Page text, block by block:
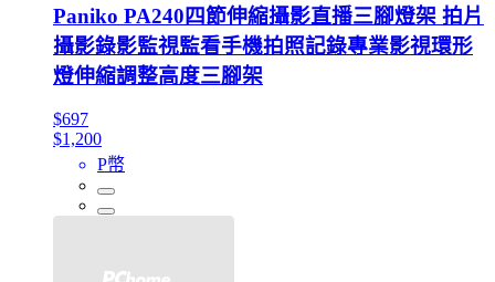
Paniko PA240四節伸縮攝影直播三腳燈架 拍片
攝影錄影監視監看手機拍照記錄專業影視環形
燈伸縮調整高度三腳架
$697
$1,200
P幣